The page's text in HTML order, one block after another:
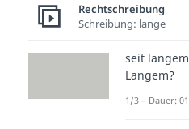
Rechtschreibung
Schreibung: lange
seit
Langem?
1/3 – Dauer: